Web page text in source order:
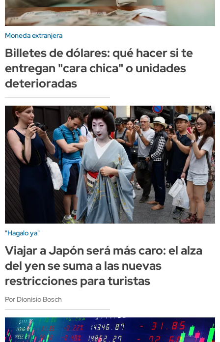
Moneda extranjera
Billetes de dólares: qué hacer si te
entregan "cara chica" o unidades
deterioradas
"Hagalo ya"
Viajar a Japón será más caro: el alza
del yen se suma a las nuevas
restricciones para turistas
Por Dionisio Bosch